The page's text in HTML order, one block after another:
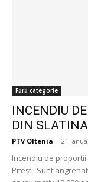
Fără categorie
INCENDIU
DIN SLATINA
PTV Oltenia - 21
Incendiu de
Pitești. Sunt